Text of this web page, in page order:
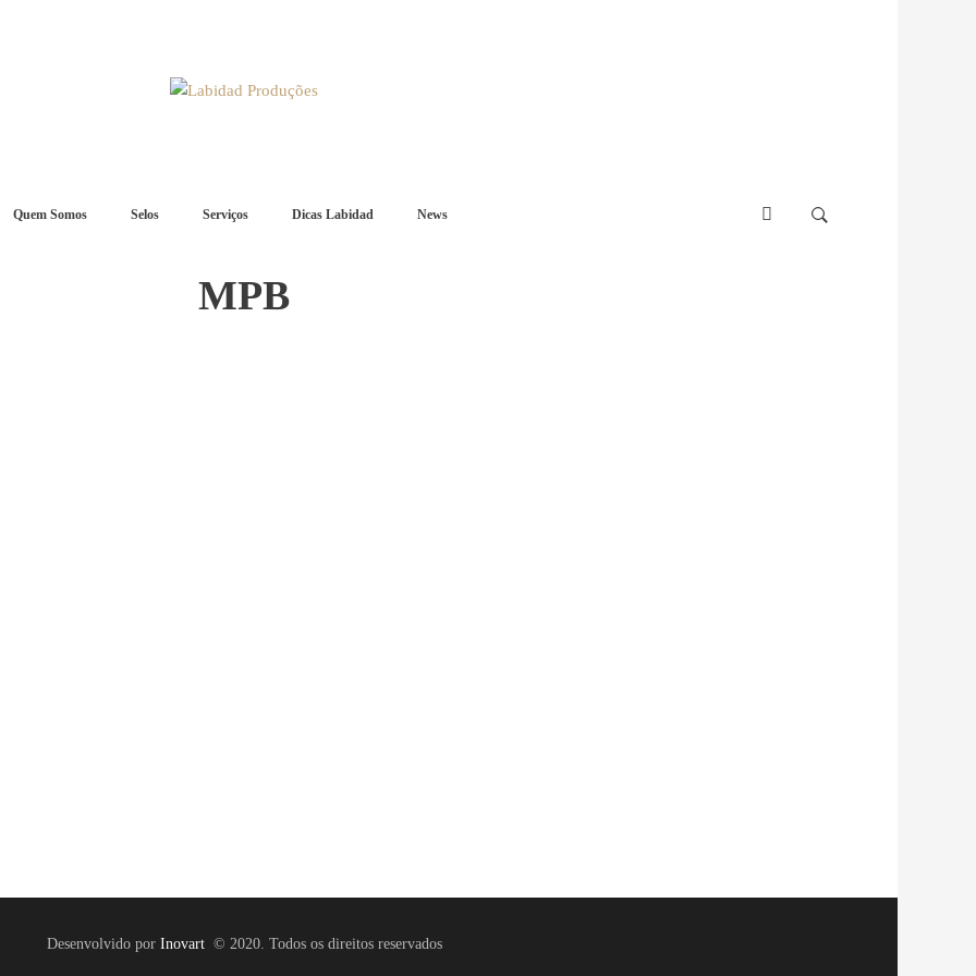
Quem Somos Selos Serviços Dicas Labidad News
MPB
Desenvolvido por Inovart© 2020. Todos os direitos reservados